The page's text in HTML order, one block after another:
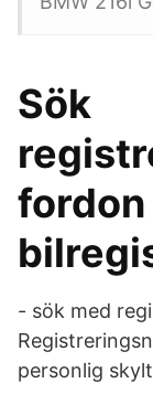
Sök
fordon
- sök med
personlig